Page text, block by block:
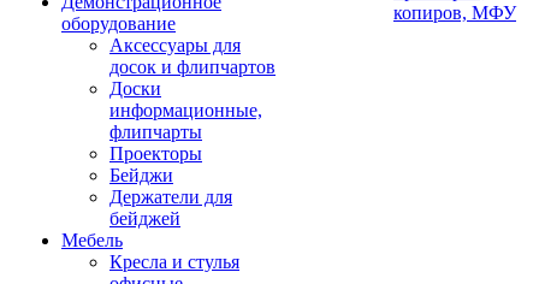
оборудование
Аксессуары для
досок и флипчартов
Доски
информационные,
флипчарты
Проекторы
Бейджи
Держатели для
бейджей
Мебель
Кресла и стулья
копиров, МФУ